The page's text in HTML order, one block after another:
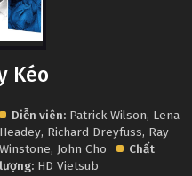
Kéo
Diễn viên: Patrick Wilson, Lena
Headey, Richard Dreyfuss, Ray
Winstone, John Cho
Chất
lượng: HD Vietsub